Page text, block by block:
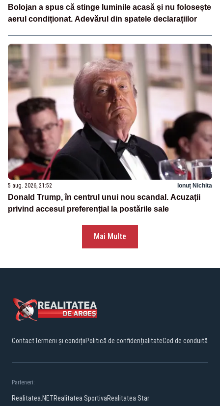
Bolojan a spus că stinge luminile acasă și nu folosește
aerul condiționat. Adevărul din spatele declarațiilor
5 aug. 2026, 21:52 Ionuț Nichita
Donald Trump, în centrul unui nou scandal. Acuzații
privind accesul preferențial la postările sale
Mai Multe
ContactTermeni și condițiiPolitică de confidențialitateCod de conduită
Parteneri:
Realitatea.NETRealitatea SportivaRealitatea Star